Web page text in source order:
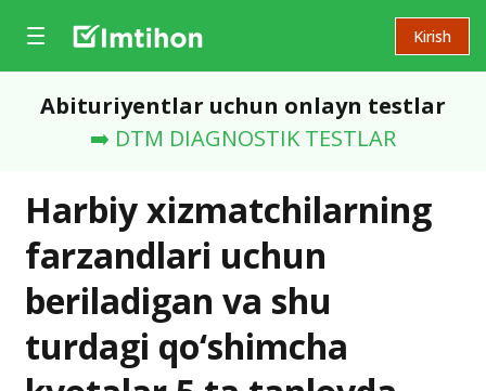
Kirish
Abituriyentlar uchun onlayn testlar
➡️ DTM DIAGNOSTIK TESTLAR
Harbiy xizmatchilarning
farzandlari uchun
beriladigan va shu
turdagi qo‘shimcha